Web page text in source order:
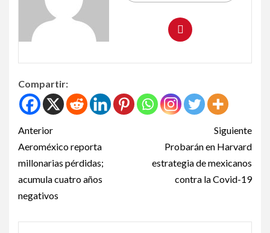
Compartir:
Anterior
Aeroméxico reporta
millonarias pérdidas;
acumula cuatro años
negativos
Siguiente
Probarán en Harvard
estrategia de mexicanos
contra la Covid-19